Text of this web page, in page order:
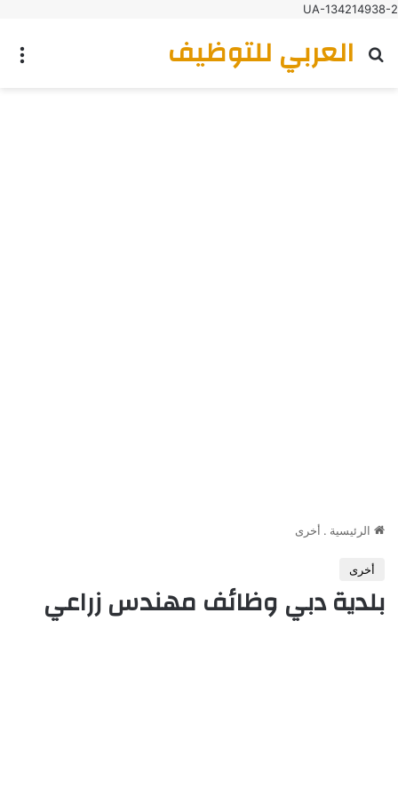
UA-134214938-2
العربي للتوظيف
بحث عن
الرئيسية . أخرى
أخرى
بلدية دبي وظائف مهندس زراعي